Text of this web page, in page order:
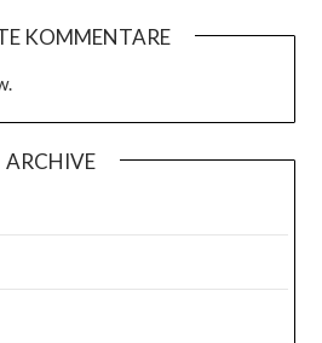
KOMMENTARE
ARCHIVE